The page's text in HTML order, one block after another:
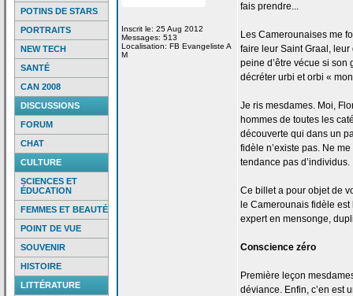
POTINS DE STARS
PORTRAITS
NEW TECH
SANTÉ
CAN 2008
DISCUSSIONS
FORUM
CHAT
CULTURE
SCIENCES ET
ÉDUCATION
FEMMES ET BEAUTÉ
POINT DE VUE
SOUVENIR
HISTOIRE
LITTÉRATURE
Inscrit le: 25 Aug 2012
Messages: 513
Localisation: FB Evangeliste A
M
fais prendre...
Les Camerounaises me
faire leur Saint Graal,
peine d’être vécue si
décréter urbi et orbi «
Je ris mesdames. Moi,
hommes de toutes les
découverte qui dans un
fidèle n’existe pas. Ne
tendance pas d’individus.
Ce billet a pour objet de
le Camerounais fidèle
expert en mensonge,
Conscience zéro
Première leçon
déviance. Enfin, c’en est